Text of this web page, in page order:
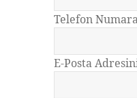
Telefon
E-Posta